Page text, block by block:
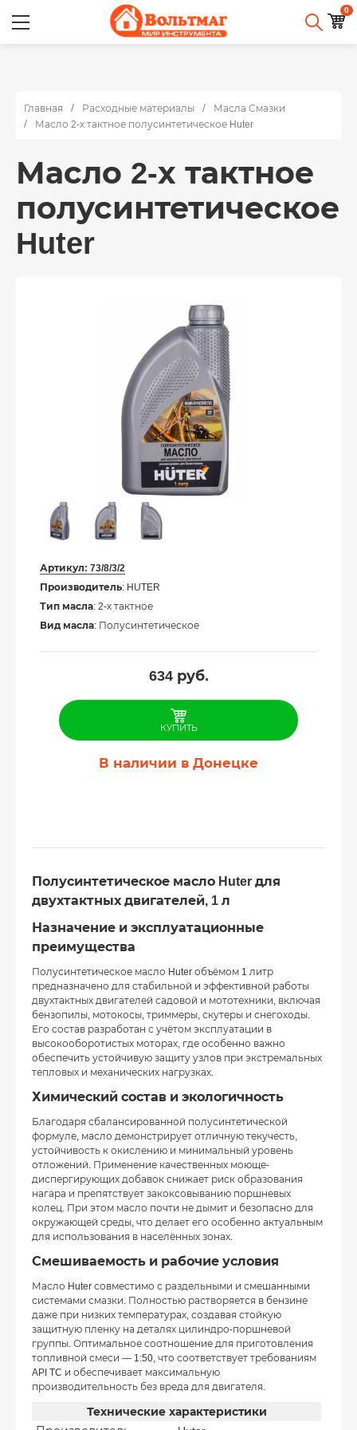
0
Главная Расходные материалы
Масла Смазки
Масло 2-х тактное полусинтетическое Huter
Масло 2-х тактное
полусинтетическое
Huter
Артикул: 73/8/3/2
Производитель: HUTER
Тип масла: 2-х тактное
Вид масла: Полусинтетическое
634руб.
КУПИТЬ
В наличии в Донецке
Полусинтетическое масло Huter для
двухтактных двигателей, 1 л
Назначение и эксплуатационные
преимущества
Полусинтетическое масло Huter объёмом 1 литр
предназначено для стабильной и эффективной работы
двухтактных двигателей садовой и мототехники, включая
бензопилы, мотокосы, триммеры, скутеры и снегоходы.
Его состав разработан с учётом эксплуатации в
высокооборотистых моторах, где особенно важно
обеспечить устойчивую защиту узлов при экстремальных
тепловых и механических нагрузках.
Химический состав и экологичность
Благодаря сбалансированной полусинтетической
формуле, масло демонстрирует отличную текучесть,
устойчивость к окислению и минимальный уровень
отложений. Применение качественных моюще-
диспергирующих добавок снижает риск образования
нагара и препятствует закоксовыванию поршневых
колец. При этом масло почти не дымит и безопасно для
окружающей среды, что делает его особенно актуальным
для использования в населённых зонах.
Смешиваемость и рабочие условия
Масло Huter совместимо с раздельными и смешанными
системами смазки. Полностью растворяется в бензине
даже при низких температурах, создавая стойкую
защитную пленку на деталях цилиндро-поршневой
группы. Оптимальное соотношение для приготовления
топливной смеси — 1:50, что соответствует требованиям
API TC и обеспечивает максимальную
производительность без вреда для двигателя.
Технические характеристики